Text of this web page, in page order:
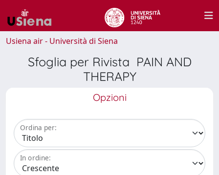
Usiena air - Università di Siena
Sfoglia per Rivista PAIN AND
THERAPY
Opzioni
Ordina per:
In ordine: